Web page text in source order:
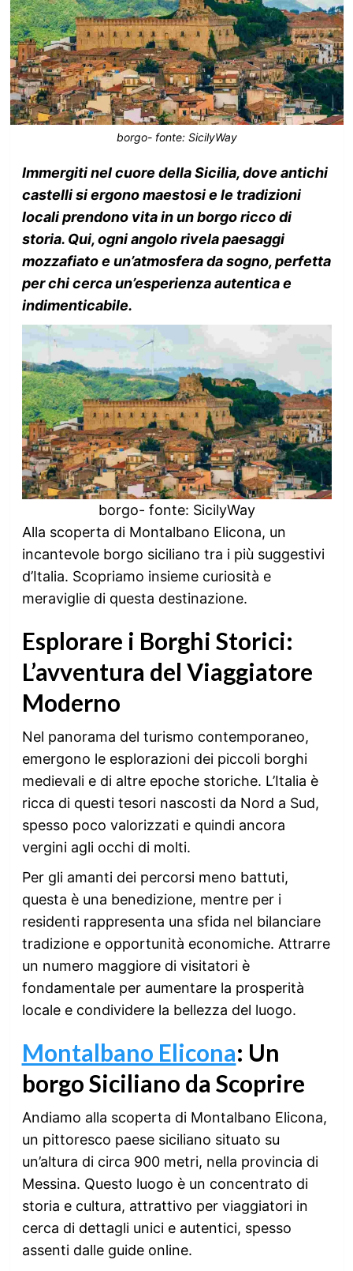
borgo- fonte: SicilyWay
Immergiti nel cuore della Sicilia, dove antichi
castelli si ergono maestosi e le tradizioni
locali prendono vita in un borgo ricco di
storia. Qui, ogni angolo rivela paesaggi
mozzafiato e un’atmosfera da sogno, perfetta
per chi cerca un’esperienza autentica e
indimenticabile.
borgo- fonte: SicilyWay
Alla scoperta di Montalbano Elicona, un
incantevole borgo siciliano tra i più suggestivi
d’Italia. Scopriamo insieme curiosità e
meraviglie di questa destinazione.
Esplorare i Borghi Storici:
L’avventura del Viaggiatore
Moderno
Nel panorama del turismo contemporaneo,
emergono le esplorazioni dei piccoli borghi
medievali e di altre epoche storiche. L’Italia è
ricca di questi tesori nascosti da Nord a Sud,
spesso poco valorizzati e quindi ancora
vergini agli occhi di molti.
Per gli amanti dei percorsi meno battuti,
questa è una benedizione, mentre per i
residenti rappresenta una sfida nel bilanciare
tradizione e opportunità economiche. Attrarre
un numero maggiore di visitatori è
fondamentale per aumentare la prosperità
locale e condividere la bellezza del luogo.
Montalbano Elicona: Un
borgo Siciliano da Scoprire
Andiamo alla scoperta di Montalbano Elicona,
un pittoresco paese siciliano situato su
un’altura di circa 900 metri, nella provincia di
Messina. Questo luogo è un concentrato di
storia e cultura, attrattivo per viaggiatori in
cerca di dettagli unici e autentici, spesso
assenti dalle guide online.